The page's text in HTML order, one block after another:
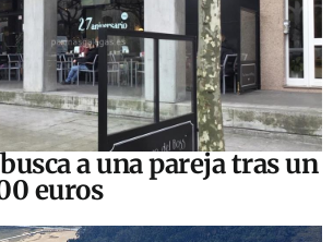
a una pareja tras un
euros